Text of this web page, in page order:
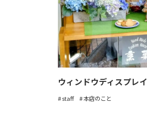
ウィンドウディスプレイ
staff 本店のこと